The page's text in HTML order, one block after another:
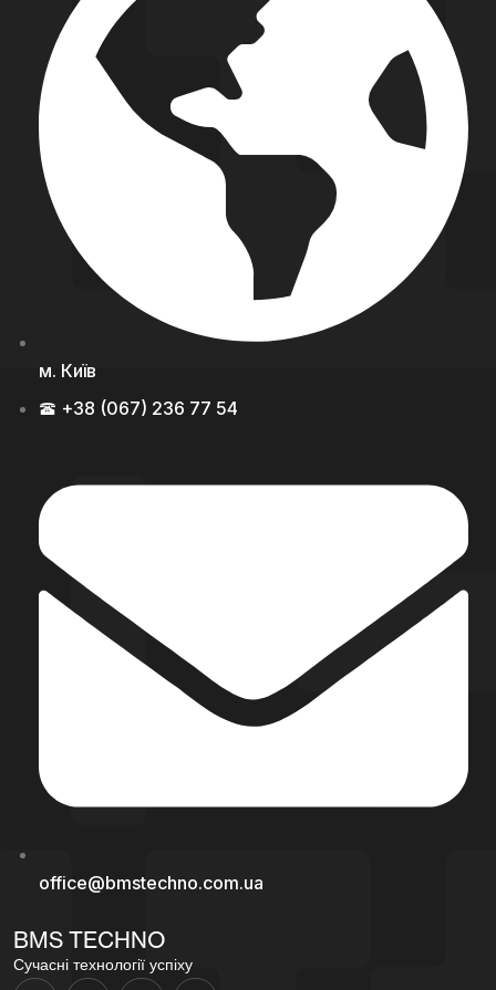
BMS TECHNO
Сучасні технології успіху
м. Київ
+38 (067) 236 77 54
office@bmstechno.com.ua